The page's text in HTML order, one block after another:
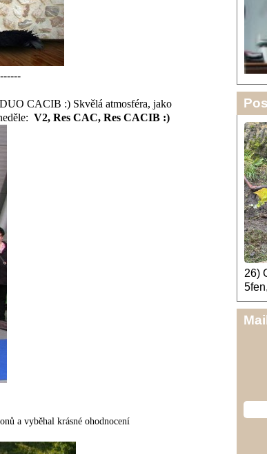
CACIB :) Skvělá atmosféra, jako
V2, Res CAC, Res CACIB :)
a vyběhal krásné ohodnocení
26)